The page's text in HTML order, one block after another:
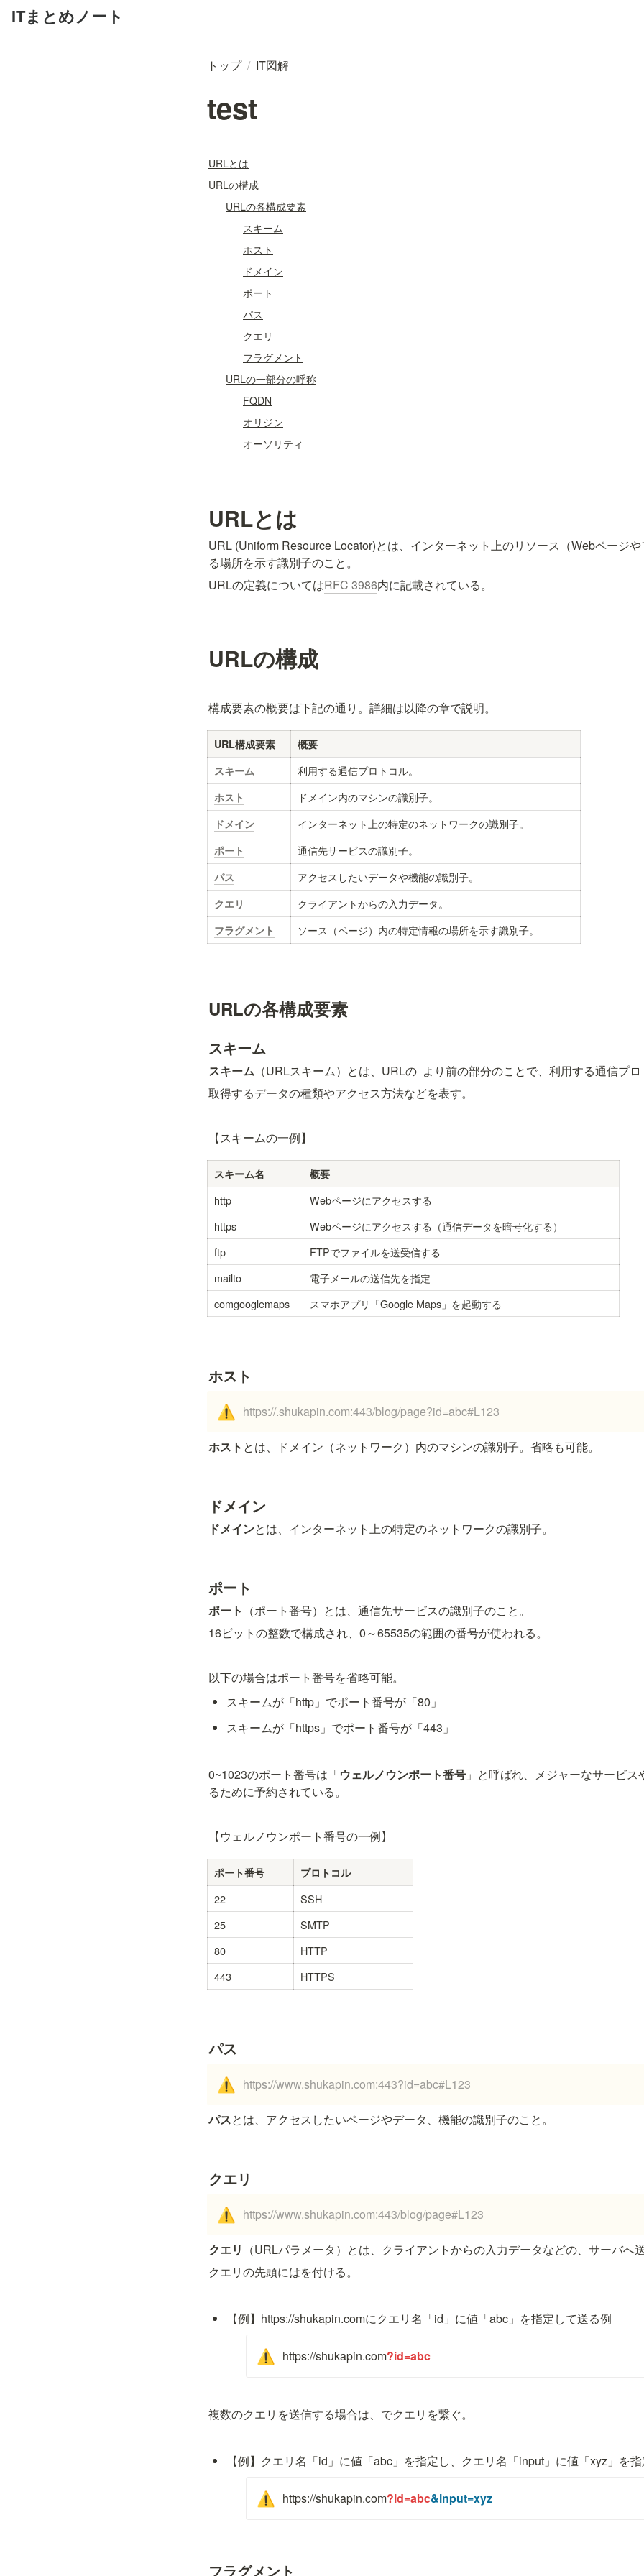
ITまとめノート
トップ / IT図解
test
URLとは
URLの構成
URLの各構成要素
スキーム
ホスト
ドメイン
ポート
パス
クエリ
フラグメント
URLの一部分の呼称
FQDN
オリジン
オーソリティ
URLとは
URL (Uniform Resource Locator)とは、インターネット上のリソース（Webページ
る場所を示す識別子のこと。
URLの定義についてはRFC 3986内に記載されている。
URLの構成
構成要素の概要は下記の通り。詳細は以降の章で説明。
URL構成要素
概要
スキーム
利用する通信プロトコル。
ホスト ドメイン内のマシンの識別子。
ドメイン インターネット上の特定のネットワークの識別子。
ポート 通信先サービスの識別子。
パス アクセスしたいデータや機能の識別子。
クエリ クライアントからの入力データ。
フラグメント ソース（ページ）内の特定情報の場所を示す識別子。
URLの各構成要素
スキーム
スキーム （URLスキーム）とは、URLの より前の部分のことで、利用する通信プロ
取得するデータの種類やアクセス方法などを表す。
【スキームの一例】
スキーム名 概要
http
Webページにアクセスする
https
Webページにアクセスする（通信データを暗号化する）
ftp
FTPでファイルを送受信する
mailto
電子メールの送信先を指定
comgooglemaps
スマホアプリ「Google Maps」を起動する
ホスト
⚠️ https://.shukapin.com:443/blog/page?id=abc#L123
ホスト とは、ドメイン（ネットワーク）内のマシンの識別子。省略も可能。
ドメイン
ドメインとは、インターネット上の特定のネットワークの識別子。
ポート
ポート （ポート番号）とは、通信先サービスの識別子のこと。
16ビットの整数で構成され、0～65535の範囲の番号が使われる。
以下の場合はポート番号を省略可能。
スキームが「http」でポート番号が「80」
スキームが「https」でポート番号が「443」
0~1023のポート番号は「ウェルノウンポート番号 」と呼ばれ、メジャーなサービ
るために予約されている。
【ウェルノウンポート番号の一例】
ポート番号 プロトコル
22
SSH
25
SMTP
80
HTTP
443
HTTPS
パス
⚠️ https://www.shukapin.com:443?id=abc#L123
パスとは、アクセスしたいページやデータ、機能の識別子のこと。
クエリ
⚠️ https://www.shukapin.com:443/blog/page#L123
クエリ （URLパラメータ）とは、クライアントからの入力データなどの、サーバへ
クエリの先頭にはを付ける。
【例】https://shukapin.comにクエリ名「id」に値「abc」を指定して送る例
⚠️ https://shukapin.com?id=abc
複数のクエリを送信する場合は、 でクエリを繋ぐ。
【例】クエリ名「id」に値「abc」を指定し、クエリ名「input」に値「xyz」を
⚠️ https://shukapin.com?id=abc&input=xyz
フラグメント